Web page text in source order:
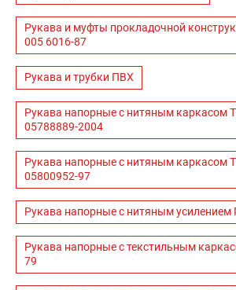
Рукава и муфты прокладочной
005 6016-87
Рукава и трубки ПВХ
Рукава напорные с нитяным каркасом
05788889-2004
Рукава напорные с нитяным каркасом
05800952-97
Рукава напорные с нитяным усилением
Рукава напорные с текстильным
79